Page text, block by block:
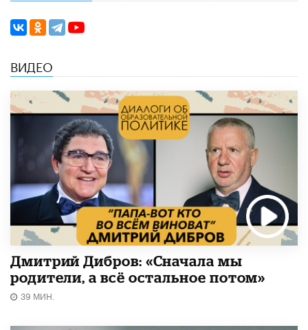
ВИДЕО
Дмитрий Дибров: «Сначала мы
родители, а всё остальное потом»
39 МИН.